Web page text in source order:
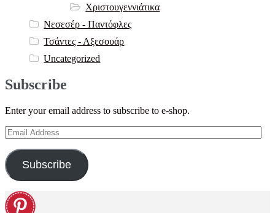
Χριστουγεννιάτικα
Νεσεσέρ - Παντόφλες
Τσάντες - Αξεσουάρ
Uncategorized
Subscribe
Enter your email address to subscribe to e-shop.
Email
Address
Subscribe